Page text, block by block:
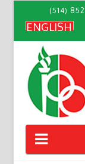
(514)
ENGLISH